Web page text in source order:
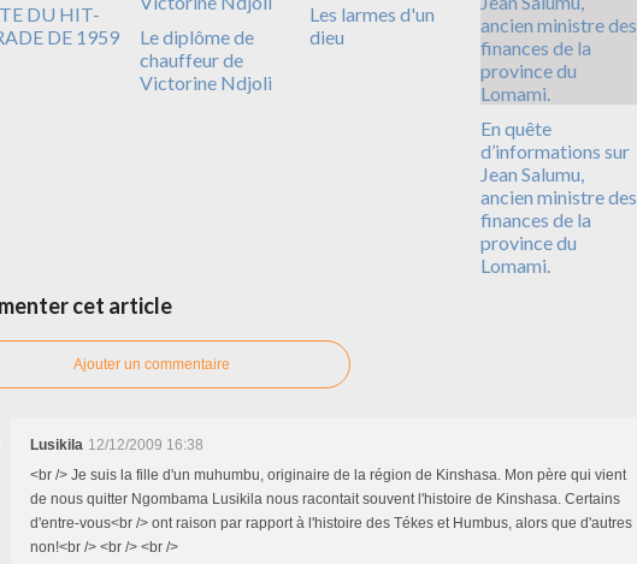
DU HIT-
DE 1959
Le diplôme de
chauffeur de
Victorine Ndjoli
Les larmes d'un
dieu
En quête
d’informations sur
Jean Salumu,
ancien ministre des
finances de la
province du
Lomami.
cet article
Ajouter un commentaire
Lusikila 12/12/2009 16:38
<br /> Je suis la fille d'un muhumbu, originaire de la région de Kinshasa. Mon père qui vient
de nous quitter Ngombama Lusikila nous racontait souvent l'histoire de Kinshasa. Certains
d'entre-vous<br /> ont raison par rapport à l'histoire des Tékes et Humbus, alors que d'autres
non!<br /> <br /> <br />